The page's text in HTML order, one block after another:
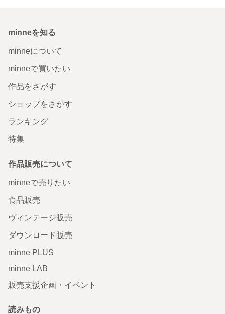
minneを知る
minneについて
minneで買いたい
作品をさがす
ショップをさがす
ランキング
特集
作品販売について
minneで売りたい
食品販売
ヴィンテージ販売
ダウンロード販売
minne PLUS
minne LAB
販売支援企画・イベント
読みもの